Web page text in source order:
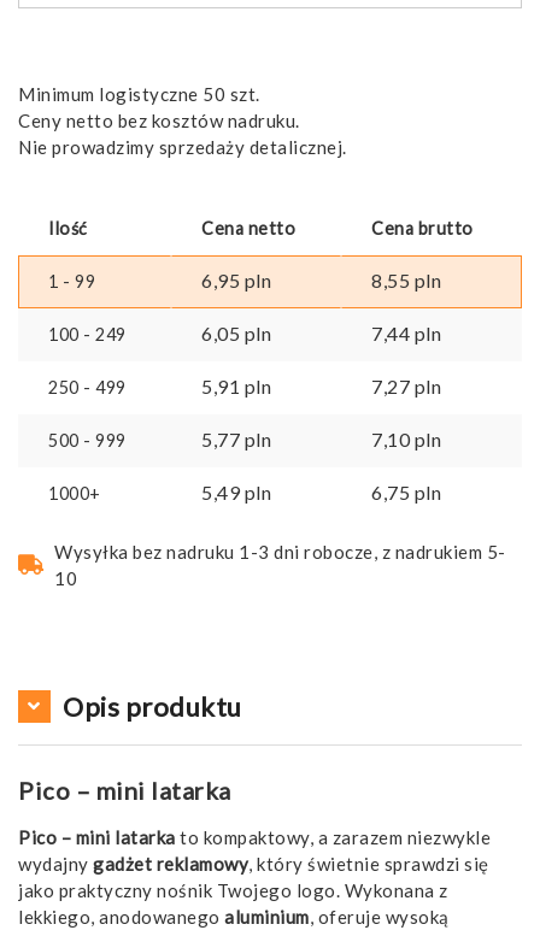
Minimum logistyczne 50 szt.
Ceny netto bez kosztów nadruku.
Nie prowadzimy sprzedaży detalicznej.
Ilość Cena netto Cena brutto
1 - 99 6,95 pln 8,55 pln
100 - 249 6,05 pln 7,44 pln
250 - 499 5,91 pln 7,27 pln
500 - 999 5,77 pln 7,10pln
1000+ 5,49pln 6,75 pln
Wysyłka bez nadruku 1-3 dni robocze, z nadrukiem 5-
10
Opis produktu
Pico – mini latarka
Pico – mini latarka to kompaktowy, a zarazem niezwykle
wydajny gadżet reklamowy, który świetnie sprawdzi się
jako praktyczny nośnik Twojego logo. Wykonana z
lekkiego, anodowanego aluminium, oferuje wysoką